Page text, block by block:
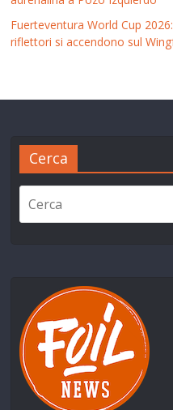
Fuerteventura World Cup
riflettori si accendono sul
Cerca